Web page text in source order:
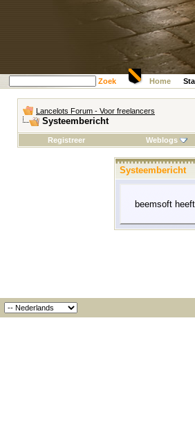
Zoek Home
Lancelots Forum - Voor freelancers
Systeembericht
Registreer Weblogs
Systeembericht
beemsoft